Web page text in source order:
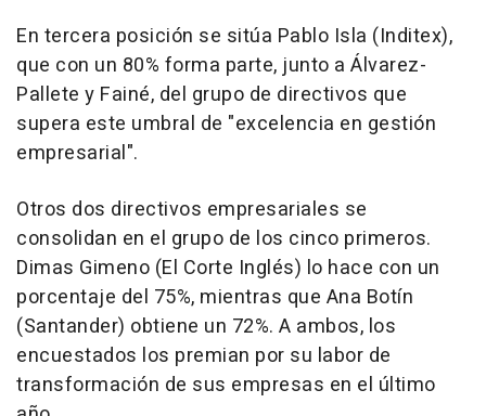
En tercera posición se sitúa Pablo Isla (Inditex),
que con un 80% forma parte, junto a Álvarez-
Pallete y Fainé, del grupo de directivos que
supera este umbral de "excelencia en gestión
empresarial".
Otros dos directivos empresariales se
consolidan en el grupo de los cinco primeros.
Dimas Gimeno (El Corte Inglés) lo hace con un
porcentaje del 75%, mientras que Ana Botín
(Santander) obtiene un 72%. A ambos, los
encuestados los premian por su labor de
transformación de sus empresas en el último